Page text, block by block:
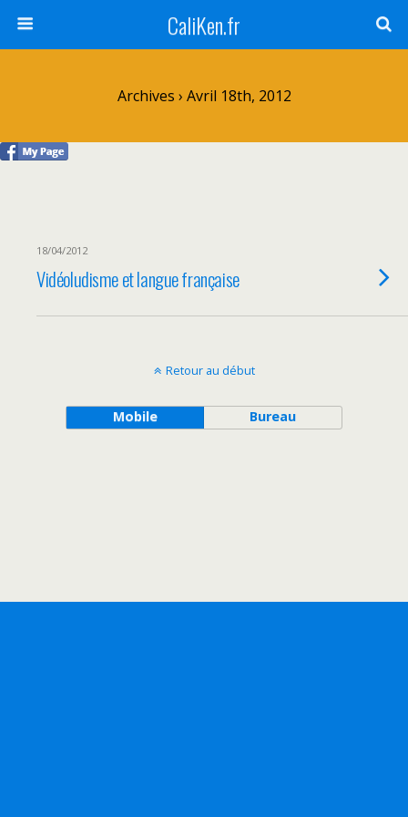
CaliKen.fr
Archives › Avril 18th, 2012
18/04/2012
Vidéoludisme et langue française
Retour au début
Mobile Bureau